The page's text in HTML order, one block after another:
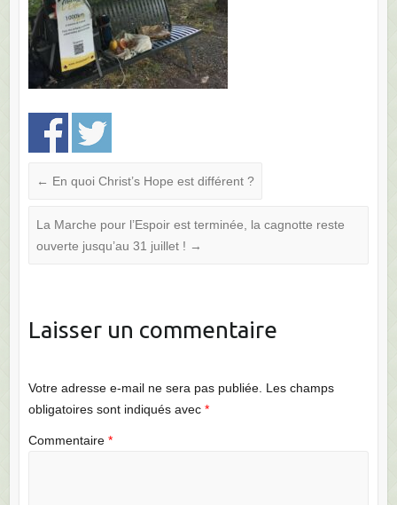
← En quoi Christ’s Hope est différent ?
La Marche pour l’Espoir est terminée, la cagnotte reste
ouverte jusqu’au 31 juillet ! →
Laisser un commentaire
Votre adresse e-mail ne sera pas publiée. Les champs
obligatoires sont indiqués avec *
Commentaire *